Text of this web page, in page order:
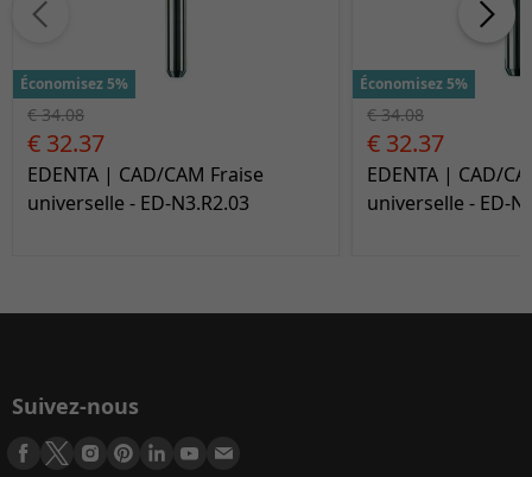
Économisez 5%
€ 34.08
€ 32.37
EDENTA | CAD/CAM Fraise
universelle - ED-N3.R2.03
Économisez 5%
€ 34.08
€ 32.37
EDENTA | CAD/
universelle - ED-
Suivez-nous